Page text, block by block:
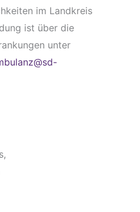
im Landkreis
ist über die
unter